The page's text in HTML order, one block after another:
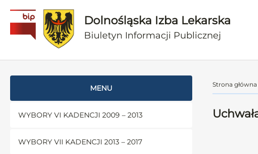
Dolnośląska Izba Lekarska
Biuletyn Informacji Publicznej
MENU
WYBORY VI KADENCJI 2009 – 2013
WYBORY VII KADENCJI 2013 – 2017
Strona główna